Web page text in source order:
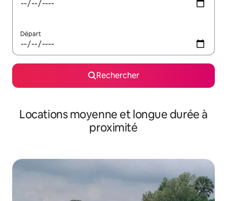
Départ
Rechercher
Locations moyenne et longue durée à
proximité